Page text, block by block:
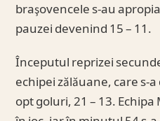
braşovencele s-au
pauzei devenind 15 – 11.
Începutul reprizei
echipei zălăuane, care s-
opt goluri, 21 – 13.